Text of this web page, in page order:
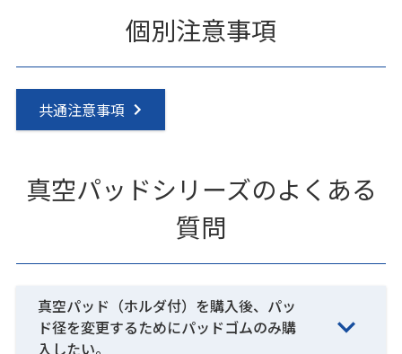
個別注意事項
共通注意事項
真空パッドシリーズのよくある
質問
真空パッド（ホルダ付）を購入後、パッ
ド径を変更するためにパッドゴムのみ購
入したい。